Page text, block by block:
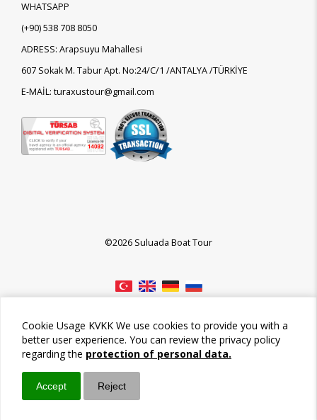
Call / Ara
Cookie Usage KVKK We use cookies to provide you with a
better user experience. You can review the privacy policy
regarding the protection of personal data.
Accept Reject
WHATSAPP
(+90)538 708 8050
ADRESS: Arapsuyu Mahallesi
607 Sokak M. Tabur Apt. No:24/C/1 /ANTALYA /TÜRKİYE
E-MAİL: turaxustour@gmail.com
©2026 Suluada Boat Tour